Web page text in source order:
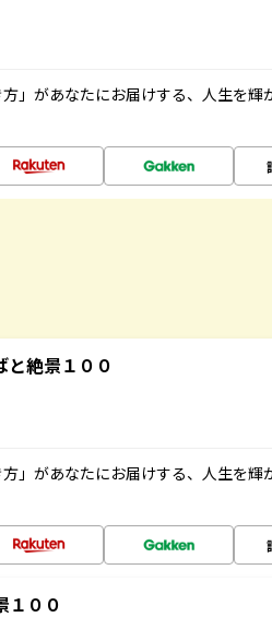
」があなたにお届けする、人生を輝
絶景１００
」があなたにお届けする、人生を輝
１００